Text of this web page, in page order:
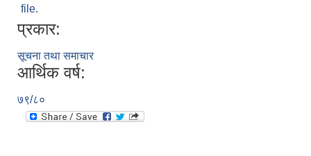
file.
प्रकार:
सूचना तथा समाचार
आर्थिक वर्ष:
७९/८०